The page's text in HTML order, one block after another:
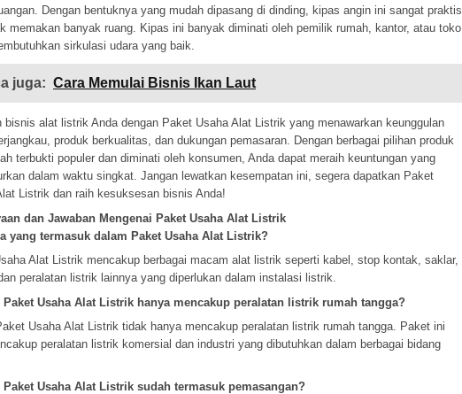
Dengan bentuknya yang mudah dipasang di dinding, kipas angin ini sangat praktis
memakan banyak ruang. Kipas ini banyak diminati oleh pemilik rumah, kantor, atau toko
sirkulasi udara yang baik.
juga: Cara Memulai Bisnis Ikan Laut
bisnis alat listrik Anda dengan Paket Usaha Alat Listrik yang menawarkan keunggulan
produk berkualitas, dan dukungan pemasaran. Dengan berbagai pilihan produk
terbukti populer dan diminati oleh konsumen, Anda dapat meraih keuntungan yang
dalam waktu singkat. Jangan lewatkan kesempatan ini, segera dapatkan Paket
Listrik dan raih kesuksesan bisnis Anda!
dan Jawaban Mengenai Paket Usaha Alat Listrik
yang termasuk dalam Paket Usaha Alat Listrik?
Alat Listrik mencakup berbagai macam alat listrik seperti kabel, stop kontak, saklar,
peralatan listrik lainnya yang diperlukan dalam instalasi listrik.
Paket Usaha Alat Listrik hanya mencakup peralatan listrik rumah tangga?
Usaha Alat Listrik tidak hanya mencakup peralatan listrik rumah tangga. Paket ini
peralatan listrik komersial dan industri yang dibutuhkan dalam berbagai bidang
Paket Usaha Alat Listrik sudah termasuk pemasangan?